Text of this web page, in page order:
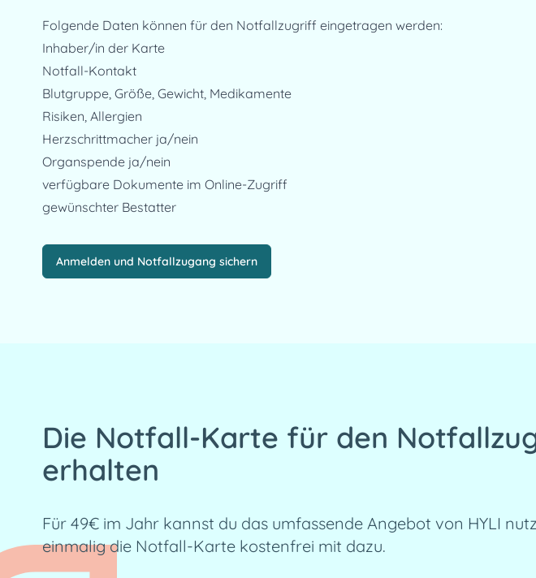
Folgende Daten können für den Notfallzugriff eingetragen werden:
Inhaber/in der Karte
Notfall-Kontakt
Blutgruppe, Größe, Gewicht, Medikamente
Risiken, Allergien
Herzschrittmacher ja/nein
Organspende ja/nein
verfügbare Dokumente im Online-Zugriff
gewünschter Bestatter
Anmelden und Notfallzugang sichern
Die Notfall-Karte für den
erhalten
Für 49€ im Jahr kannst du das umfassende Angebot von HYLI
einmalig die Notfall-Karte kostenfrei mit dazu.